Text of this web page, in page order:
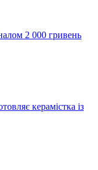
2 000 гривень
керамістка із